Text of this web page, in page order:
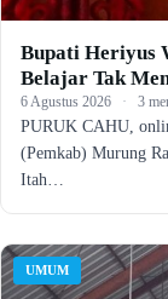
Bupati Heriyus
Belajar Tak
6 Agustus 2026 · 3
PURUK CAHU,
(Pemkab) Murung
Itah…
UMUM